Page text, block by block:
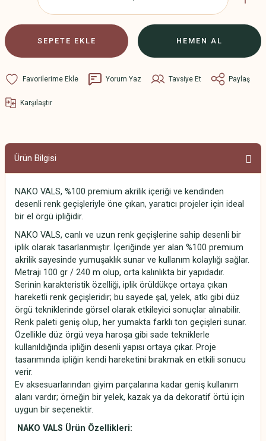
SEPETE EKLE HEMEN AL
Yorum Yaz Tavsiye Et Paylaş
Karşılaştır
Ürün Bilgisi
NAKO VALS, %100 premium akrilik içeriği ve kendinden
desenli renk geçişleriyle öne çıkan, yaratıcı projeler için ideal
bir el örgü ipliğidir.
NAKO VALS, canlı ve uzun renk geçişlerine sahip desenli bir
iplik olarak tasarlanmıştır. İçeriğinde yer alan %100 premium
akrilik sayesinde yumuşaklık sunar ve kullanım kolaylığı sağlar.
Metrajı 100 gr / 240 m olup, orta kalınlıkta bir yapıdadır.
Serinin karakteristik özelliği, iplik örüldükçe ortaya çıkan
hareketli renk geçişleridir; bu sayede şal, yelek, atkı gibi düz
örgü tekniklerinde görsel olarak etkileyici sonuçlar alınabilir.
Renk paleti geniş olup, her yumakta farklı ton geçişleri sunar.
Özellikle düz örgü veya haroşa gibi sade tekniklerle
kullanıldığında ipliğin desenli yapısı ortaya çıkar. Proje
tasarımında ipliğin kendi hareketini bırakmak en etkili sonucu
verir.
Ev aksesuarlarından giyim parçalarına kadar geniş kullanım
alanı vardır; örneğin bir yelek, kazak ya da dekoratif örtü için
uygun bir seçenektir.
NAKO VALS Ürün Özellikleri: